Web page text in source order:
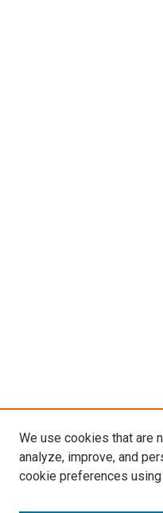
We use cookies that are
analyze, improve, and
cookie preferences using